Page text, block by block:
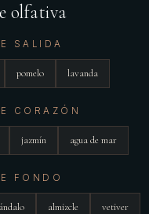
olfativa
SALIDA
pomelo lavanda
CORAZÓN
jazmín agua de mar
FONDO
almizcle vetiver